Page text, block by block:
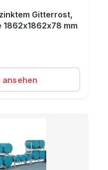
Gitterrost,
mm
ansehen